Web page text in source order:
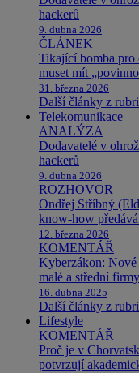
hackerů
9. dubna 2026
ČLÁNEK
Tikající bomba pro
muset mít
31. března 2026
Další články z
Telekomunikace
ANALÝZA
Dodavatelé v
hackerů
9. dubna 2026
ROZHOVOR
Ondřej Stříbný
know-how
12. března 2026
KOMENTÁŘ
Kyberzákon:
malé a střední
16. dubna 2025
Další články z
Lifestyle
KOMENTÁŘ
Proč je v
potvrzují